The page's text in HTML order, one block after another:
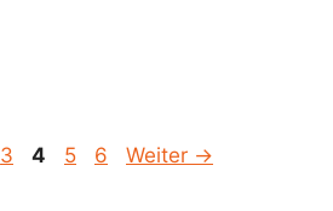
Seite
3 Seite
4 Seite
5 Seite
6 Weiter →